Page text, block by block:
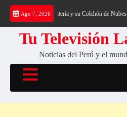
Saltar
contenido
Ago 7, 2026
al Cerro Cantería y su Colchón de Nubes
Tu Televisión
Noticias del Perú y el